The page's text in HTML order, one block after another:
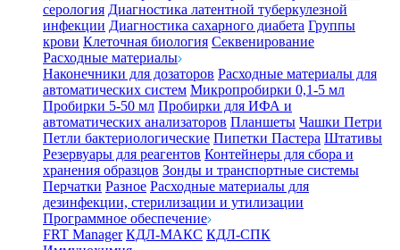
серология Диагностика латентной туберкулезной
инфекции Диагностика сахарного диабета Группы
крови Клеточная биология Секвенирование
Расходные материалы
Наконечники для дозаторов Расходные материалы для
автоматических систем Микропробирки 0,1-5 мл
Пробирки 5-50 мл Пробирки для ИФА и
автоматических анализаторов Планшеты Чашки Петри
Петли бактериологические Пипетки Пастера Штативы
Резервуары для реагентов Контейнеры для сбора и
хранения образцов Зонды и транспортные системы
Перчатки Разное Расходные материалы для
дезинфекции, стерилизации и утилизации
Программное обеспечение
FRT Manager КДЛ-МАКС КДЛ-СПК